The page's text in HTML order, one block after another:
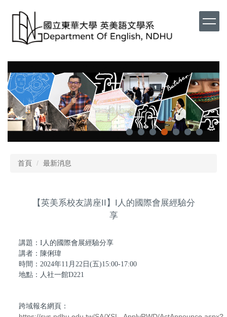
首頁 最新消息
【英美系校友講座II】I人的國際會展經驗分
享
講題：I人的國際會展經驗分享
講者：陳俐瑋
時間：2024年11月22日(五)15:00-17:00
地點：人社一館D221
跨域報名網頁：